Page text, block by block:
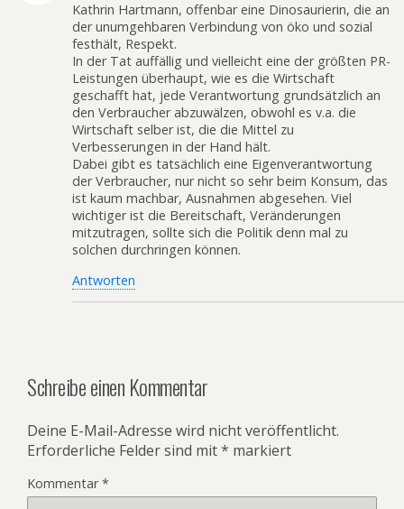
Kathrin Hartmann, offenbar eine Dinosaurierin, die an
der unumgehbaren Verbindung von öko und sozial
festhält, Respekt.
In der Tat auffällig und vielleicht eine der größten PR-
Leistungen überhaupt, wie es die Wirtschaft
geschafft hat, jede Verantwortung grundsätzlich an
den Verbraucher abzuwälzen, obwohl es v.a. die
Wirtschaft selber ist, die die Mittel zu
Verbesserungen in der Hand hält.
Dabei gibt es tatsächlich eine Eigenverantwortung
der Verbraucher, nur nicht so sehr beim Konsum, das
ist kaum machbar, Ausnahmen abgesehen. Viel
wichtiger ist die Bereitschaft, Veränderungen
mitzutragen, sollte sich die Politik denn mal zu
solchen durchringen können.
Antworten
Schreibe einen Kommentar
Deine E-Mail-Adresse wird nicht veröffentlicht.
Erforderliche Felder sind mit* markiert
Kommentar*